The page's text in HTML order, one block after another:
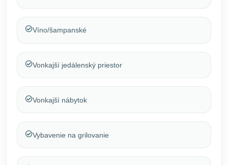
Víno/šampanské
Vonkajší jedálenský priestor
Vonkajší nábytok
Vybavenie na grilovanie